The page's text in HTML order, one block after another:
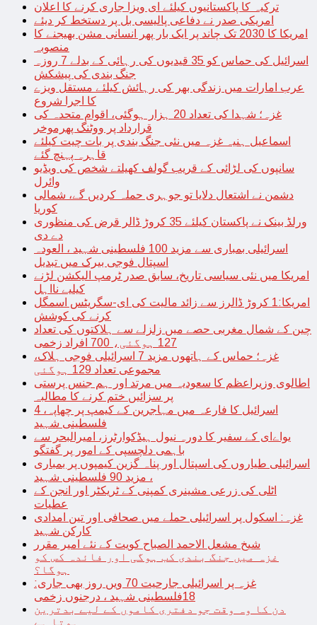
ترکیہ کا پاکستانیوں کیلئے ای ویزا جاری کرنے کا اعلان
امریکی صدر نے دفاعی پالیسی بل پر دستخط کر دیئے
امریکا کا 2030 تک چاند پر ایک بار پھر انسانی مشن بھیجنے کا
منصوبہ
اسرائیل کی حماس کو 35 قیدیوں کی رہائی کے بدلے 7 روزہ
جنگ بندی کی پیشکش
عرب امارات میں زندگی بھر کی رہائش کیلئے مستقل ویزے
کا اجرا شروع
غزہ؛ شہدا کی تعداد 20 ہزار ہوگئی، اقوام متحدہ کی
قرارداد پر ووٹنگ پھرموخر
اسماعیل ہنیہ غزہ میں نئی جنگ بندی پر بات چیت کیلئے
قاہرہ پہنچ گئے
سانپوں کی لڑائی کے قریب گولف کھیلتے شخص کی ویڈیو
وائرل
دشمن نے اشتعال دلایا تو جوہری حملہ کردیں گے، شمالی
کوریا
ورلڈ بینک نے پاکستان کیلئے 35 کروڑ ڈالر قرض کی منظوری
دے دی
اسرائیلی بمباری سے مزید 100 فلسطینی شہید ، العودہ
اسپتال فوجی بیرک میں تبدیل
امریکا میں نئی سیاسی تاریخ، سابق صدر ٹرمپ الیکشن لڑنے
کیلیے نااہل
امریکا:1 کروڑ ڈالرز سے زائد مالیت کی ای-سگریٹس اسمگل
کرنے کی کوشش
چین کے شمال مغربی حصے میں زلزلے سے ہلاکتوں کی تعداد
127 ہوگئی، 700 افراد زخمی
غزہ؛ حماس کے ہاتھوں مزید 7 اسرائیلی فوجی ہلاک،
مجموعی تعداد 129 ہوگئی
اطالوی وزیراعظم کا سعودیہ میں مرتد اور ہم جنس پرستی
پر سزائیں ختم کرنے کا مطالبہ
اسرائیل کا فارعہ میں مہاجرین کے کیمپ پر چھاپہ، 4
فلسطینی شہید
یواےای کے سفیر کا دورہ نیول ہیڈکوارٹرز، امیرالبحر سے
باہمی دلچسپی کے امور پر گفتگو
اسرائیلی طیاروں کی اسپتال اور پناہ گزین کیمپوں پر بمباری
، مزید 90 فلسطینی شہید
اٹلی کی زرعی مشینری کمپنی کے ٹریکٹر اور انجن کے
عطیات
غزہ: اسکول پر اسرائیلی حملے میں صحافی اور تین امدادی
کارکن شہید
شیخ مشعل الاحمد الصباح کویت کے نئے امیر مقرر
غزہ میں جنگ بندی کب ہوگی اور فائدہ کس کو
ہوگا؟
غزہ پر اسرائیلی جارحیت 70 ویں روز بھی جاری:
18فلسطینی شہید ، درجنوں زخمی
دن کا وہ وقت جو دفتری کاموں کے لیے بدترین
ہوتا ہے